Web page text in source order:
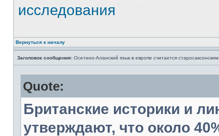
исследования
Вернуться к началу
Заголовок сообщения: Осетино-Аланский язык в европе считается старосаксонским
Quote:
Британские историки и
утверждают, что около